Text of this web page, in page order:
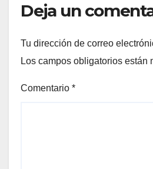
Deja un
Tu dirección de correo
Los campos obligatorios están
Comentario *